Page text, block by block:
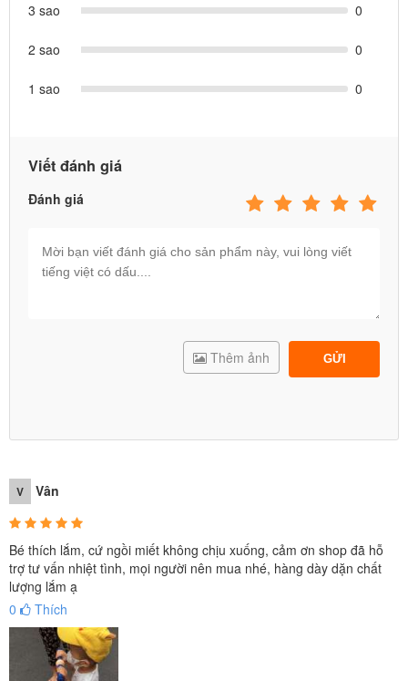
Xe trượt vẫn có 2 màu: xanh ngọc và hồng phù hợp cho bé
cho bé thích thú hơn, nổi bật hơn khi bé chơi lúc tối.
3 sao 0
2 sao 0
1 sao 0
Viết đánh giá
Đánh giá
GỬI
Thêm ảnh
V Vân
Bé thích lắm, cứ ngồi miết không chịu xuống, cảm ơn shop đã hỗ
trợ tư vấn nhiệt tình, mọi người nên mua nhé, hàng dày dặn chất
lượng lắm ạ
0
Thích